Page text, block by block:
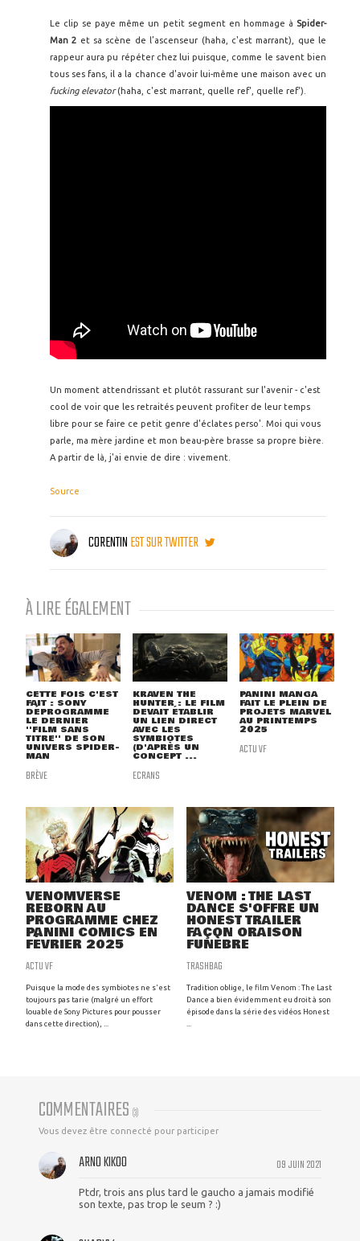
Le clip se paye même un petit segment en hommage à Spider-
Man 2 et sa scène de l’ascenseur (haha, c'est marrant), que le
rappeur aura pu répéter chez lui puisque, comme le savent bien
tous ses fans, il a la chance d'avoir lui-même une maison avec un
fucking elevator(haha, c'est marrant, quelle ref', quelle ref').
Un moment attendrissant et plutôt rassurant sur l'avenir - c'est
cool de voir que les retraités peuvent profiter de leur temps
libre pour se faire ce petit genre d'éclates perso'. Moi qui vous
parle, ma mère jardine et mon beau-père brasse sa propre bière.
A partir de là, j'ai envie de dire : vivement.
Source
CORENTINEST SUR TWITTER
À LIRE ÉGALEMENT
CETTE FOIS C'EST
FAIT : SONY
DÉPROGRAMME
LE DERNIER
''FILM SANS
TITRE'' DE SON
UNIVERS SPIDER-
MAN
BRÈVE
KRAVEN THE
HUNTER : LE FILM
DEVAIT ÉTABLIR
UN LIEN DIRECT
AVEC LES
SYMBIOTES
(D'APRÈS UN
CONCEPT ...
ECRANS
PANINI MANGA
FAIT LE PLEIN DE
PROJETS MARVEL
AU PRINTEMPS
2025
ACTU VF
VENOMVERSE
REBORN AU
PROGRAMME CHEZ
PANINI COMICS EN
FÉVRIER 2025
ACTU VF
Puisque la mode des symbiotes ne s'est
toujours pas tarie (malgré un effort
louable de Sony Pictures pour pousser
dans cette direction), ...
VENOM : THE LAST
DANCE S'OFFRE UN
HONEST TRAILER
FAÇON ORAISON
FUNÈBRE
TRASHBAG
Tradition oblige, le film Venom : The Last
Dance a bien évidemment eu droit à son
épisode dans la série des vidéos Honest
COMMENTAIRES (3)
Vous devez être connecté pour participer
09 JUIN 2021
ARNO KIKOO
Ptdr, trois ans plus tard le gaucho a jamais modifié
son texte, pas trop le seum ? :)